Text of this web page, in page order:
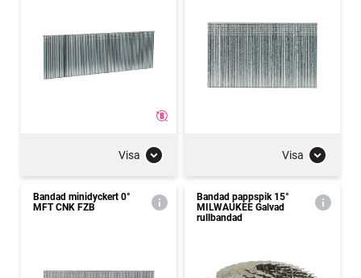
Visa Visa
Bandad minidyckert 0°
MFT CNK FZB
Bandad pappspik 15°
MILWAUKEE Galvad
rullbandad